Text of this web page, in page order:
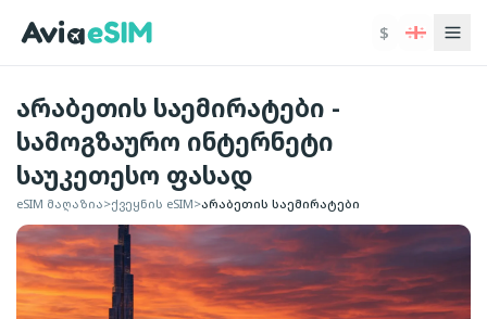
$
არაბეთის საემირატები -
სამოგზაურო ინტერნეტი
საუკეთესო ფასად
eSIM მაღაზია>ქვეყნის eSIM>არაბეთის საემირატები